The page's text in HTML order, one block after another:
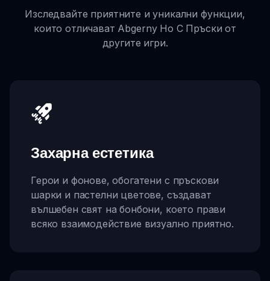
Изследвайте приятните и уникални функции,
които отличават Abgerny Но С Пръски от
другите игри.
Захарна естетика
Герои и фонове, обогатени с пръскови
шарки и пастелни цветове, създават
вълшебен свят на бонбони, което прави
всяко взаимодействие визуално приятно.